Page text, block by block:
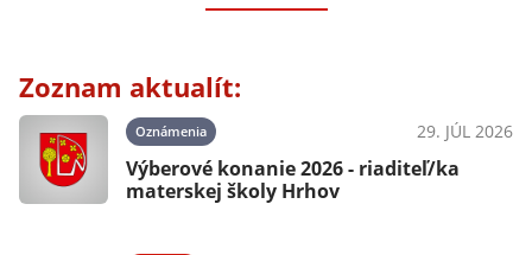
Zoznam aktualít:
Oznámenia 29. JÚL 2026
Výberové konanie 2026 - riaditeľ/ka
materskej školy Hrhov